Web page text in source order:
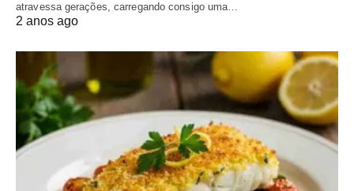
atravessa gerações, carregando consigo uma…
2 anos ago